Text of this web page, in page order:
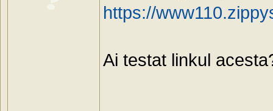
https://
Ai testat linkul